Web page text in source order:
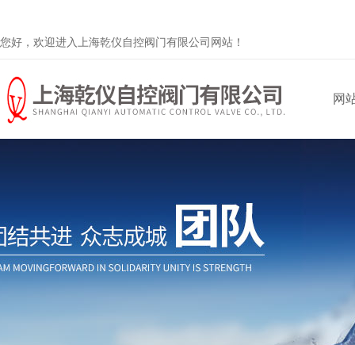
您好，欢迎进入上海乾仪自控阀门有限公司网站！
网